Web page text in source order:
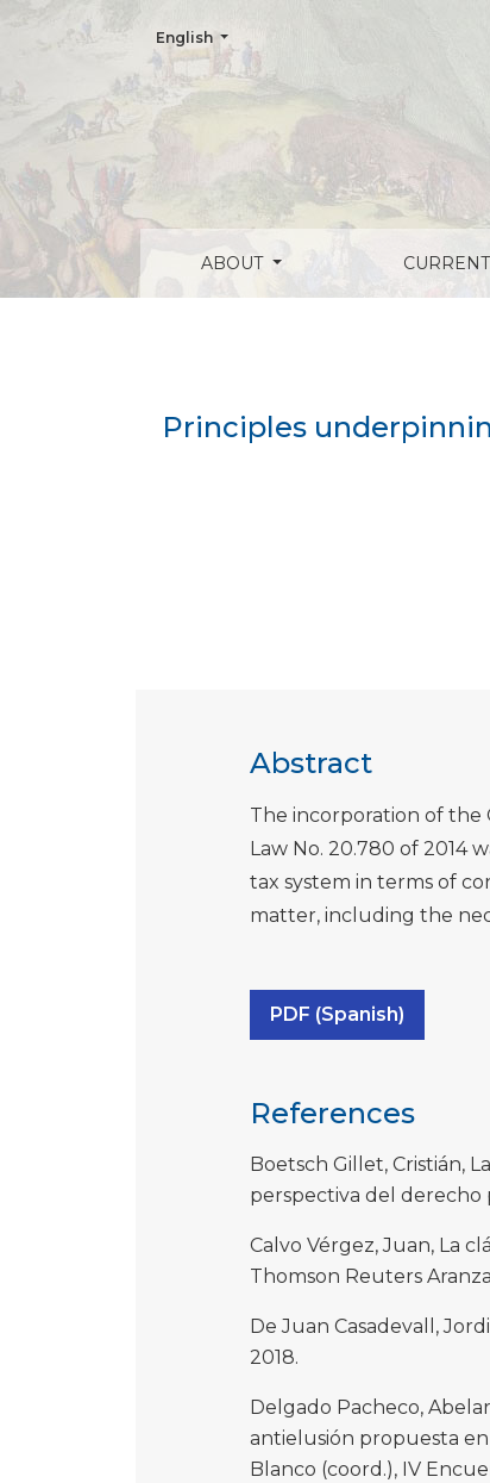
Principles underpinning the
ABOUT CURRENT
Change the language. The current language
English
Principles
Abstract
The incorporation of the
Law No. 20.780 of 2014
tax system in terms of
matter, including the
PDF (Spanish)
References
Boetsch Gillet, Cristián,
perspectiva del derecho
Calvo Vérgez, Juan, La
Thomson Reuters
De Juan Casadevall,
2018.
Delgado Pacheco,
antielusión propuesta en
Blanco (coord.), IV